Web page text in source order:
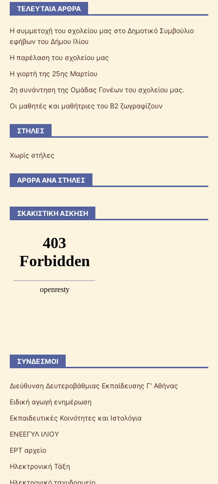
ΤΕΛΕΥΤΑΊΑ ΆΡΘΡΑ
Η συμμετοχή του σχολείου μας στο Δημοτικό Συμβούλιο
εφήβων του Δήμου Ιλίου
Η παρέλαση του σχολείου μας
Η γιορτή της 25ης Μαρτίου
2η συνάντηση της Ομάδας Γονέων του σχολείου μας.
Οι μαθητές και μαθήτριες του Β2 ζωγραφίζουν
ΣΤΉΛΕΣ
Χωρίς στήλες
ΆΡΘΡΑ ΑΝΆ ΣΤΉΛΕΣ
ΣΚΑΚΙΣΤΙΚΉ ΆΣΚΗΣΗ
ΣΎΝΔΕΣΜΟΙ
Διεύθυνση Δευτεροβάθμιας Εκπαίδευσης Γ' Αθήνας
Ειδική αγωγή ενημέρωση
Εκπαιδευτικές Κοινότητες και Ιστολόγια
ΕΝΕΕΓΥΛ ΙΛΙΟΥ
ΕΡΤ αρχείο
Ηλεκτρονική Τάξη
Ηλεκτρονικό ταχυδρομείο